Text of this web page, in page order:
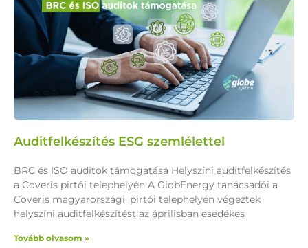
Auditfelkészítés ESG szemlélettel
BRC és ISO auditok támogatása Helyszíni auditfelkészítés
a Coveris pirtói telephelyén A GlobEnergy tanácsadói a
Coveris magyarországi, pirtói telephelyén végeztek
helyszíni auditfelkészítést az áprilisban esedékes
Tovább olvasom »